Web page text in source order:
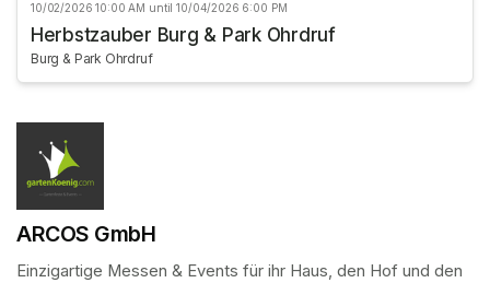
10/02/2026 10:00 AM until 10/04/2026 6:00 PM
Herbstzauber Burg & Park Ohrdruf
Burg & Park Ohrdruf
ARCOS GmbH
Einzigartige Messen & Events für ihr Haus, den Hof und den